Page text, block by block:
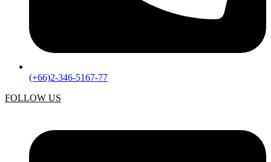
(+66)2-346-5167-77
FOLLOW US